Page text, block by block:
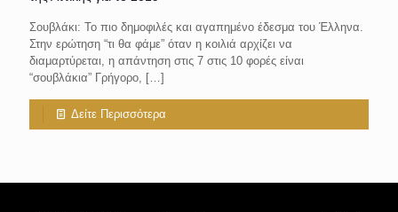
Σουβλάκι: Το πιο δημοφιλές και αγαπημένο έδεσμα του Έλληνα.
Στην ερώτηση “τι θα φάμε” όταν η κοιλιά αρχίζει να
διαμαρτύρεται, η απάντηση στις 7 στις 10 φορές είναι
“σουβλάκια” Γρήγορο, […]
Δείτε Περισσότερα